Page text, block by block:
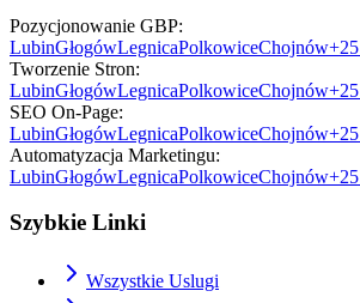
Pozycjonowanie GBP:
LubinGłogówLegnicaPolkowiceChojnów+25
Tworzenie Stron:
LubinGłogówLegnicaPolkowiceChojnów+25
SEO On-Page:
LubinGłogówLegnicaPolkowiceChojnów+25
Automatyzacja Marketingu:
LubinGłogówLegnicaPolkowiceChojnów+25
Szybkie Linki
Wszystkie Uslugi